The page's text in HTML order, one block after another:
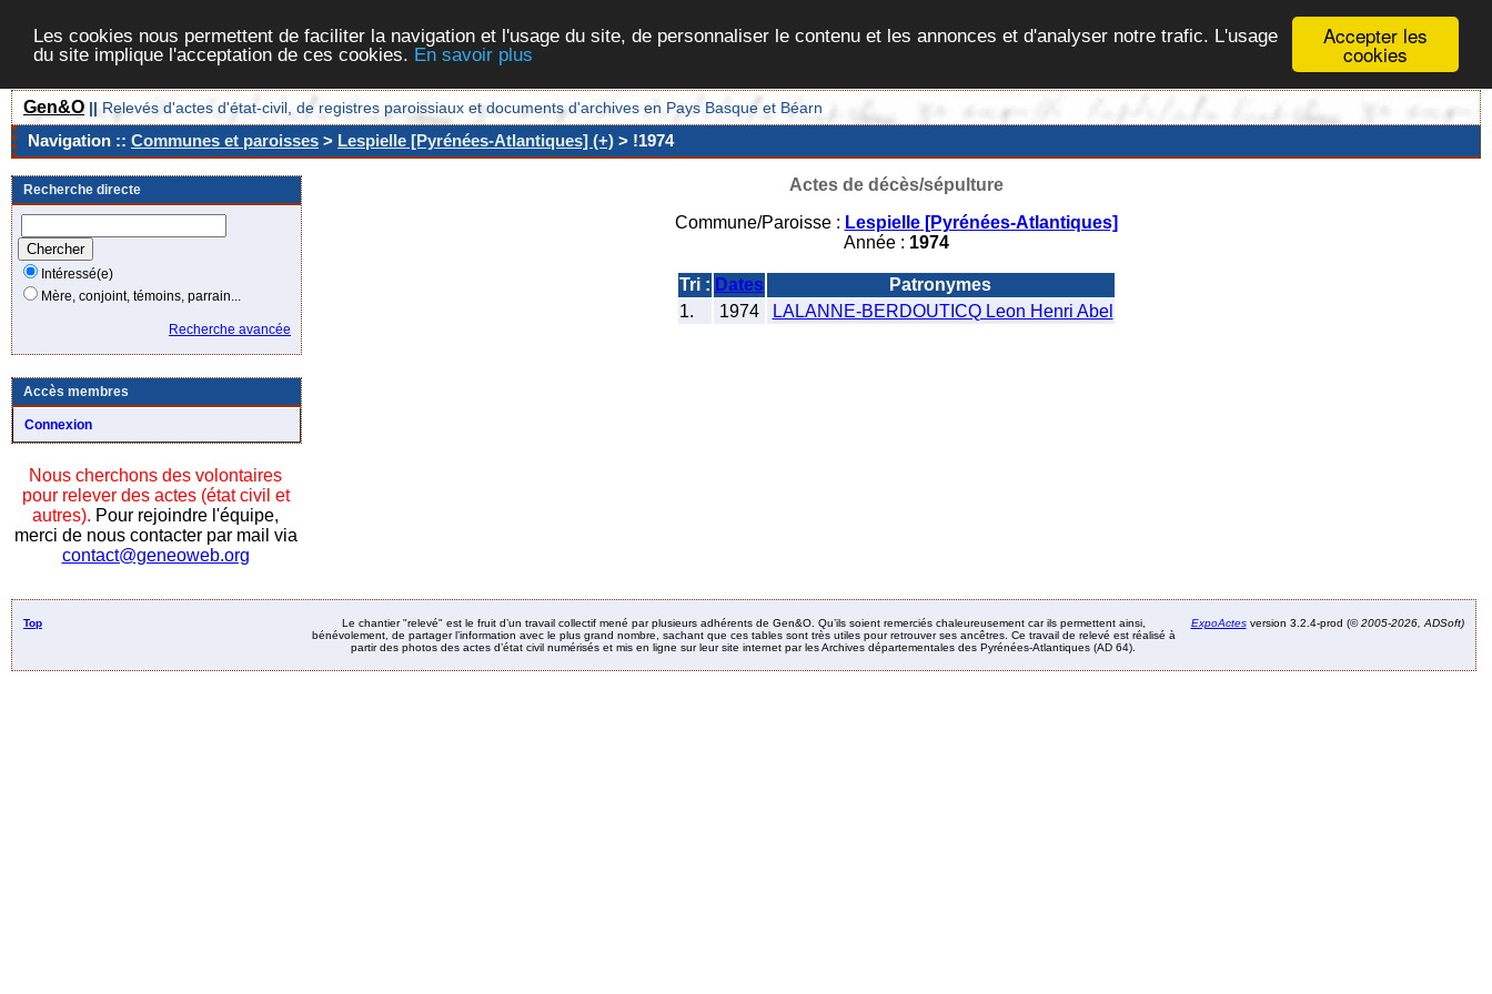
Accepter les
cookies
Les cookies nous permettent de faciliter la navigation et l'usage du site, de personnaliser le contenu et les annonces et d'analyser notre trafic. L'usage
du site implique l'acceptation de ces cookies. En savoir plus
Gen&O || Relevés d'actes d'état-civil, de registres paroissiaux et documents d'archives en Pays Basque et Béarn
Navigation :: Communes et paroisses > Lespielle [Pyrénées-Atlantiques] (+) > !1974
Recherche directe
Intéressé(e)
Mère, conjoint, témoins, parrain...
Recherche avancée
Accès membres
Connexion
Nous cherchons des volontaires
pour relever des actes (état civil et
autres). Pour rejoindre l'équipe,
merci de nous contacter par mail via
contact@geneoweb.org
Actes de décès/sépulture
Commune/Paroisse : Lespielle [Pyrénées-Atlantiques]
Année : 1974
Tri : Dates
Patronymes
1.
1974 LALANNE-BERDOUTICQ Leon Henri Abel
Top
Le chantier "relevé" est le fruit d’un travail collectif mené par plusieurs adhérents de Gen&O. Qu’ils soient remerciés chaleureusement car ils permettent ainsi,
bénévolement, de partager l’information avec le plus grand nombre, sachant que ces tables sont très utiles pour retrouver ses ancêtres. Ce travail de relevé est réalisé à
partir des photos des actes d’état civil numérisés et mis en ligne sur leur site internet par les Archives départementales des Pyrénées-Atlantiques (AD 64).
ExpoActesversion 3.2.4-prod (©2005-2026, ADSoft)